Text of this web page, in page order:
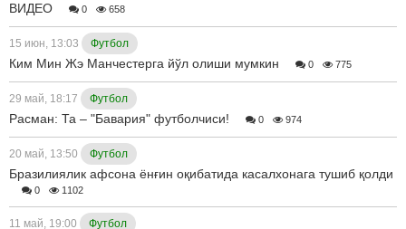
ВИДЕО
0 658
15 июн, 13:03 Футбол
Ким Мин Жэ Манчестерга йўл олиши мумкин 0 775
29 май, 18:17 Футбол
Расман: Та – "Бавария" футболчиси! 0 974
20 май, 13:50 Футбол
Бразилиялик афсона ёнғин оқибатида касалхонага тушиб қолди
0 1102
11 май, 19:00 Футбол